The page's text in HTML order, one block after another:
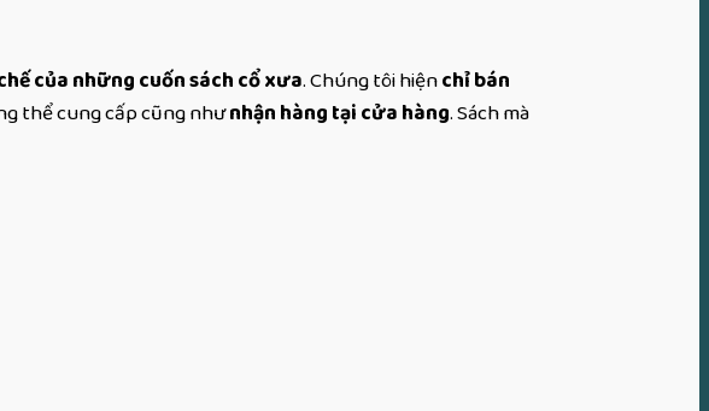
của những cuốn sách cổ xưa. Chúng tôi hiệnchỉ bán
thể cung cấp cũng nhưnhận hàng tại cửa hàng. Sách mà